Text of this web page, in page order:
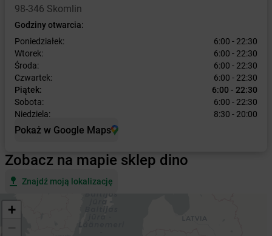
98-346 Skomlin
Godziny otwarcia:
Poniedziałek:
6:00 - 22:30
Wtorek:
6:00 - 22:30
Środa:
6:00 - 22:30
Czwartek:
6:00 - 22:30
Piątek:
6:00 - 22:30
Sobota:
6:00 - 22:30
Niedziela:
8:30 - 20:00
Pokaż w Google Maps
Zobacz na mapie sklep dino
Znajdź moją lokalizację
+